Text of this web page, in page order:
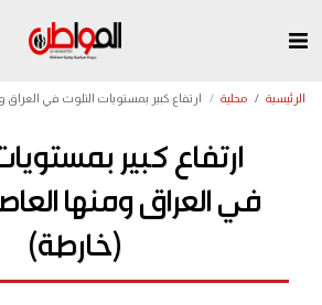
الرئيسية محلية ارتفاع كبير بمستويات التلوث في
ارتفاع كبير
في العراق ومنها
(خارطة)